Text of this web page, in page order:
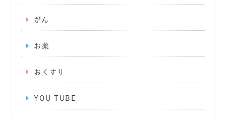
がん
お薬
おくすり
YOU TUBE